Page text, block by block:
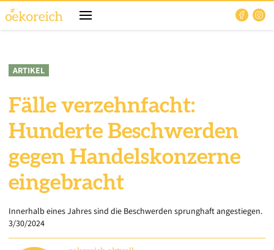
ARTIKEL
Fälle verzehnfacht:
Hunderte Beschwerden
gegen Handelskonzerne
eingebracht
Innerhalb eines Jahres sind die Beschwerden sprunghaft angestiegen.
3/30/2024